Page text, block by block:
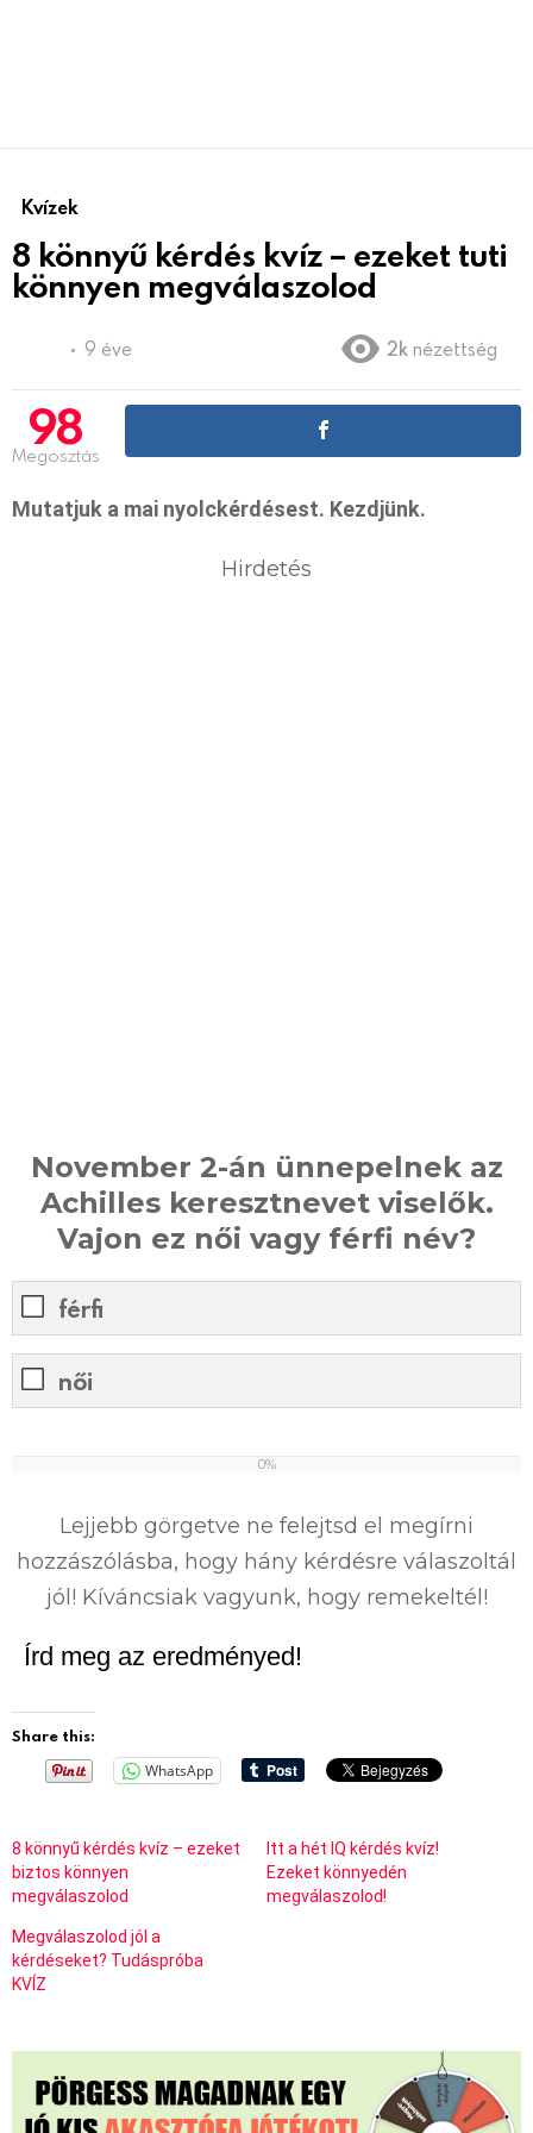
Kvízek
8 könnyű kérdés kvíz – ezeket tuti
könnyen megválaszolod
9 éve 2k nézettség
98
Megosztás
Mutatjuk a mai nyolckérdésest. Kezdjünk.
Hirdetés
November 2-án ünnepelnek az
Achilles keresztnevet viselők.
Vajon ez női vagy férfi név?
férfi
női
0%
Lejjebb görgetve ne felejtsd el megírni
hozzászólásba, hogy hány kérdésre válaszoltál
jól! Kíváncsiak vagyunk, hogy remekeltél!
Írd meg az eredményed!
Share this:
WhatsApp
8 könnyű kérdés kvíz – ezeket
biztos könnyen
megválaszolod
Itt a hét IQ kérdés kvíz!
Ezeket könnyedén
megválaszolod!
Megválaszolod jól a
kérdéseket? Tudáspróba
KVÍZ